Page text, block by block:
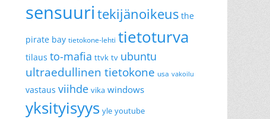
sensuuri tekijänoikeus the
pirate bay tietokone-lehti tietoturva
tilaus to-mafia ttvk tv ubuntu
ultraedullinen tietokone usa vakoilu
vastaus viihde vika windows
yksityisyys yle youtube